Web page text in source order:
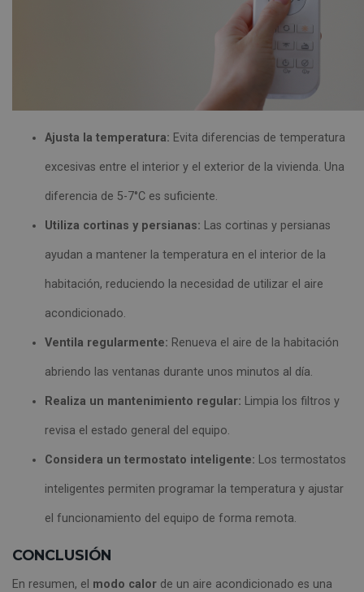
Ajusta la temperatura: Evita diferencias de temperatura
excesivas entre el interior y el exterior de la vivienda. Una
diferencia de 5-7°C es suficiente.
Utiliza cortinas y persianas: Las cortinas y persianas
ayudan a mantener la temperatura en el interior de la
habitación, reduciendo la necesidad de utilizar el aire
acondicionado.
Ventila regularmente: Renueva el aire de la habitación
abriendo las ventanas durante unos minutos al día.
Realiza un mantenimiento regular: Limpia los filtros y
revisa el estado general del equipo.
Considera un termostato inteligente: Los termostatos
inteligentes permiten programar la temperatura y ajustar
el funcionamiento del equipo de forma remota.
CONCLUSIÓN
En resumen, el modo calor de un aire acondicionado es una